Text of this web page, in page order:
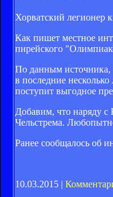
Хорватский легионер
Как пишет местное
пирейского
По данным источника,
в последние
поступит выгодное
Добавим, что наряду с
Чельстрема.
Ранее сообщалось об
10.03.2015 |